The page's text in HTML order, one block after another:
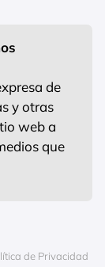
de
y otras
web a
que
de Privacidad